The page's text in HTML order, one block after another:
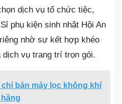
dịch vụ tổ chức tiệc,
phụ kiện sinh nhật Hội An
nhờ sự kết hợp khéo
vụ trang trí trọn gói.
chỉ bán máy lọc không khí